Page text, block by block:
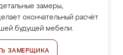
замеры,
окончательный расчёт
будущей мебели.
ЗАМЕРЩИКА